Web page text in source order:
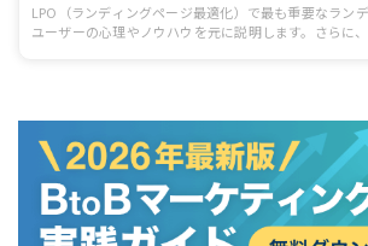
LPO（ランディングページ最適化）で最も重要なラン
ユーザーの心理やノウハウを元に説明します。さらに